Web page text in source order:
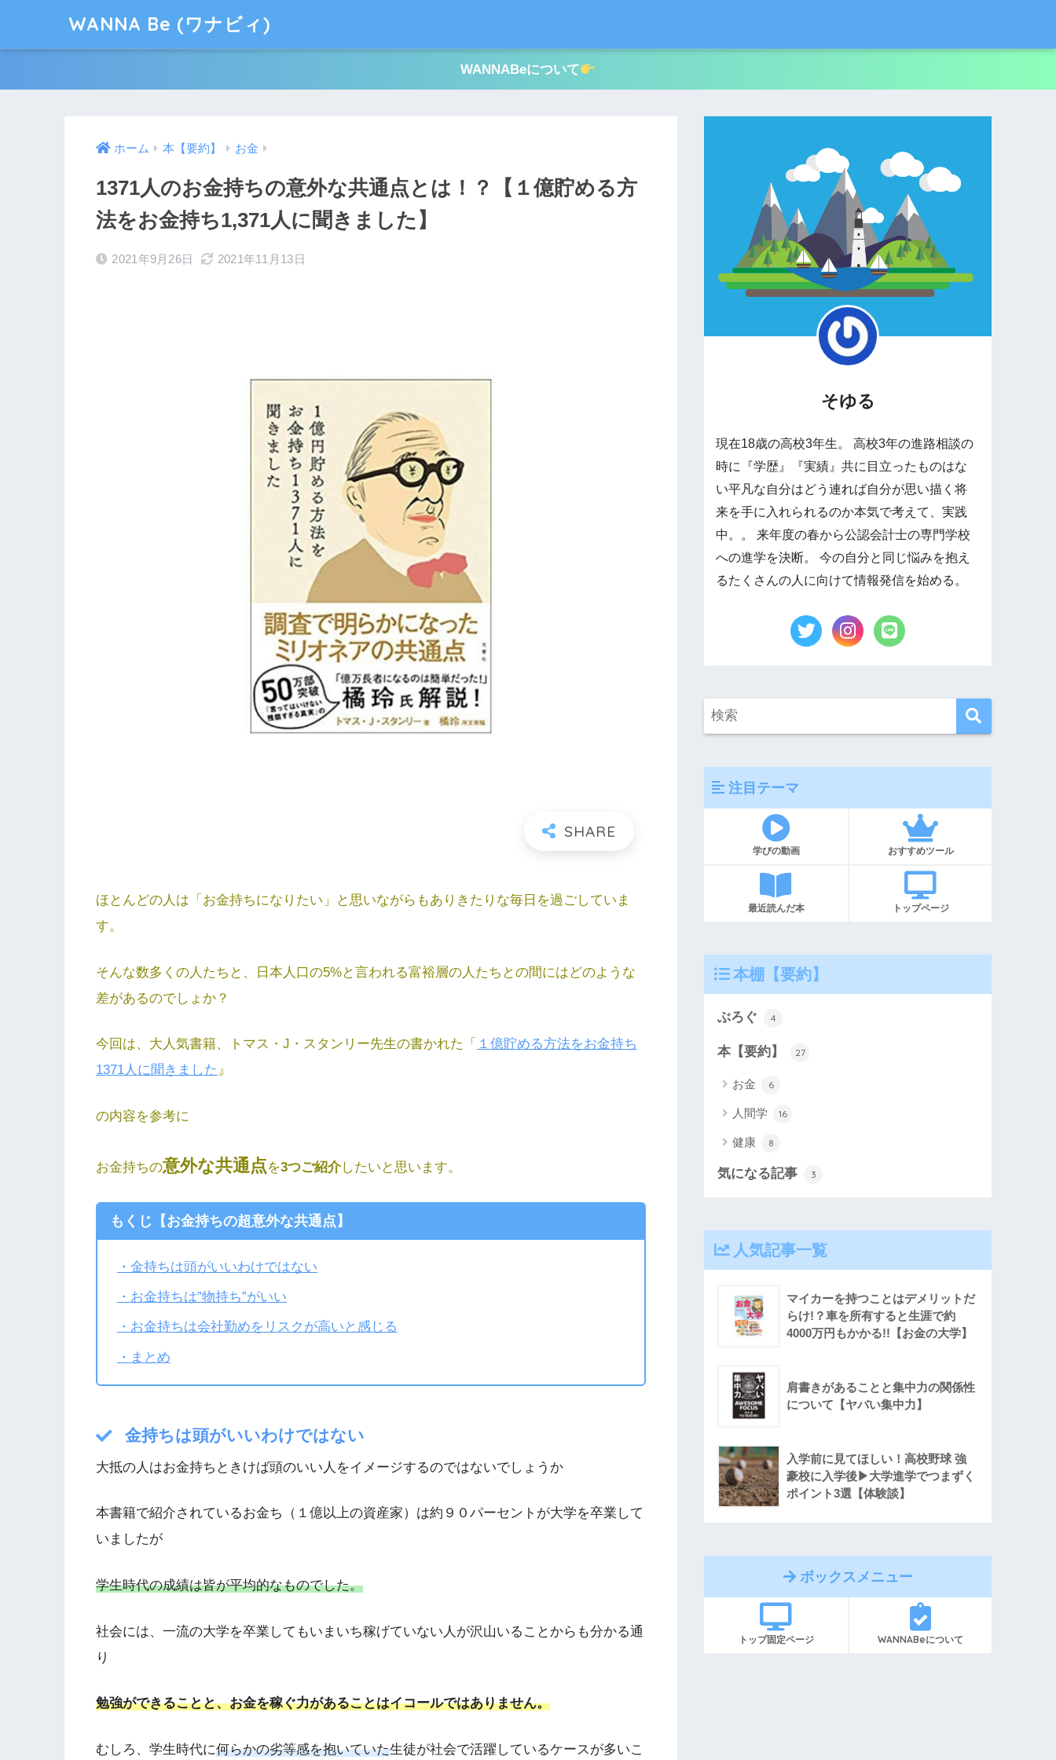
WANNA Be (ワナビィ)
WANNABeについて
ホーム 本【要約】 お金
1371人のお金持ちの意外な共通点とは！？【１億貯める方
法をお金持ち1,371人に聞きました】
2021年9月26日 2021年11月13日
ほとんどの人は「お金持ちになりたい」と思いながらもありきたりな毎日を過ごしていま
す。
そんな数多くの人たちと、日本人口の5%と言われる富裕層の人たちとの間にはどのような
差があるのでしょか？
今回は、大人気書籍、トマス・J・スタンリー先生の書かれた「 １億貯める方法をお金持ち
1371人に聞きました 』
の内容を参考に
お金持ちの意外な共通点を3つご紹介したいと思います。
もくじ【お金持ちの超意外な共通点】
・金持ちは頭がいいわけではない
・お金持ちは”物持ち”がいい
・お金持ちは会社勤めをリスクが高いと感じる
・まとめ
金持ちは頭がいいわけではない
大抵の人はお金持ちときけば頭のいい人をイメージするのではないでしょうか
本書籍で紹介されているお金ち（１億以上の資産家）は約９０パーセントが大学を卒業して
いましたが
学生時代の成績は皆が平均的なものでした。
社会には、一流の大学を卒業してもいまいち稼げていない人が沢山いることからも分かる通
り
勉強ができることと、お金を稼ぐ力があることはイコールではありません。
むしろ、学生時代に何らかの劣等感を抱いていた生徒が社会で活躍しているケースが多いこ
そゆる
現在18歳の高校3年生。 高校3年の進路相談の
時に『学歴』『実績』共に目立ったものはな
い平凡な自分はどう連れば自分が思い描く将
来を手に入れられるのか本気で考えて、実践
中。。 来年度の春から公認会計士の専門学校
への進学を決断。 今の自分と同じ悩みを抱え
るたくさんの人に向けて情報発信を始める。
注目テーマ
学びの動画 おすすめツール
最近読んだ本 トップページ
本棚【要約】
ぶろぐ 4
本【要約】 27
お金 6
人間学 16
健康 8
気になる記事 3
人気記事一覧
マイカーを持つことはデメリットだ
らけ!？車を所有すると生涯で約
4000万円もかかる!!【お金の大学】
肩書きがあることと集中力の関係性
について【ヤバい集中力】
入学前に見てほしい！高校野球 強
豪校に入学後▶︎大学進学でつまずく
ポイント3選【体験談】
ボックスメニュー
トップ固定ページ WANNABeについて